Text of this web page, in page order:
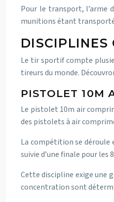
Pour le transport, l’arme
munitions étant
DISCIPLINES
Le tir sportif compte
tireurs du monde.
PISTOLET 10M
Le pistolet 10m air
des pistolets à air
La compétition se déroule
suivie d’une finale pour
Cette discipline exige une
concentration sont